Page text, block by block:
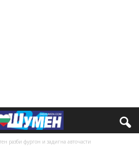
разби фургон и задигна авточасти